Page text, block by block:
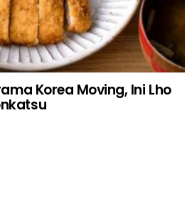
Korea Moving, Ini Lho